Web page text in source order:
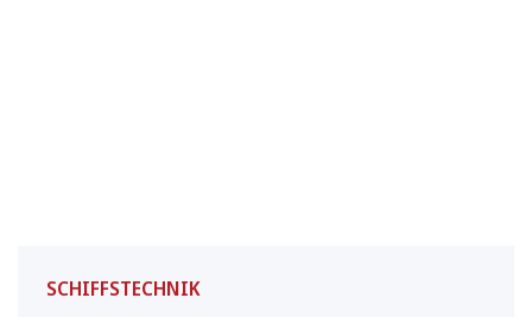
SCHIFFSTECHNIK